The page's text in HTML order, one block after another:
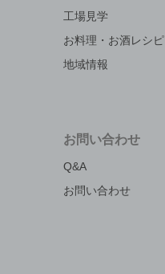
工場見学
お料理・お酒レシピ
地域情報
お問い合わせ
Q&A
お問い合わせ